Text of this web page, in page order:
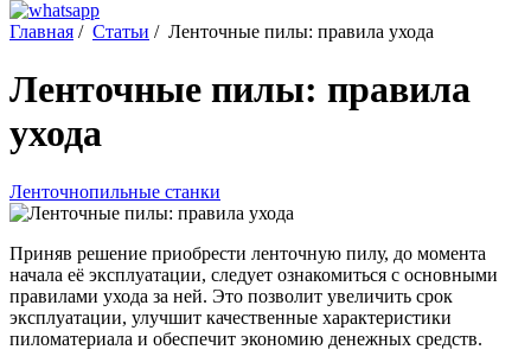
Главная / Статьи / Ленточные пилы: правила ухода
Ленточные пилы: правила
ухода
Ленточнопильные станки
Приняв решение приобрести ленточную пилу, до момента
начала её эксплуатации, следует ознакомиться с основными
правилами ухода за ней. Это позволит увеличить срок
эксплуатации, улучшит качественные характеристики
пиломатериала и обеспечит экономию денежных средств.